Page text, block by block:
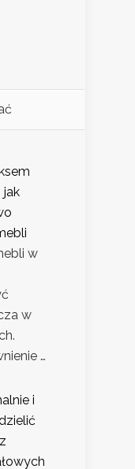
jak
w
w
…
i